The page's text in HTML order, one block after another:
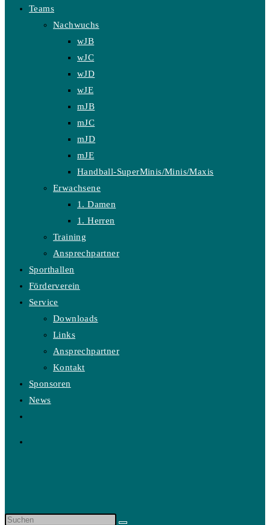
Teams
Nachwuchs
wJB
wJC
wJD
wJE
mJB
mJC
mJD
mJE
Handball-SuperMinis/Minis/Maxis
Erwachsene
1. Damen
1. Herren
Training
Ansprechpartner
Sporthallen
Förderverein
Service
Downloads
Links
Ansprechpartner
Kontakt
Sponsoren
News
Diese